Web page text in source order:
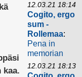
kaa.
12.03.21 18:14
Cogito, ergo
sum -
Rollemaa:
Pena in
memorian
12.03.21 18:13